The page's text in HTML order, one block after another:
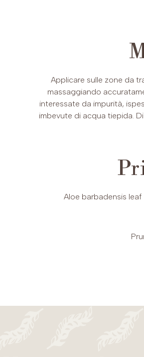
Applicare sulle zone da
massaggiando
interessate da impurità,
imbevute di acqua tiepida.
Aloe barbadensis